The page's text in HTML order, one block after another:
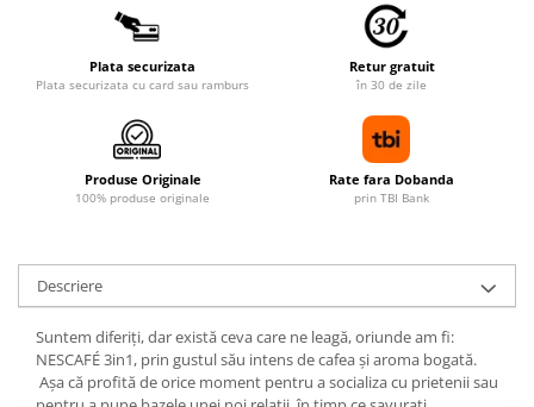
Plata securizata
Plata securizata cu card sau ramburs
Retur gratuit
în 30 de zile
Produse Originale
100% produse originale
Rate fara Dobanda
prin TBI Bank
Descriere
Suntem diferiți, dar există ceva care ne leagă, oriunde am fi:
NESCAFÉ 3in1, prin gustul său intens de cafea și aroma bogată.
Așa că profită de orice moment pentru a socializa cu prietenii sau